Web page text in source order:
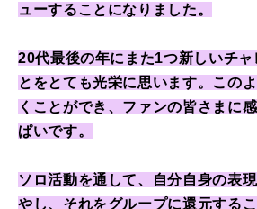
ューすることになりました。
20代最後の年にまた1つ新しいチャ
とをとても光栄に思います。この
くことができ、ファンの皆さまに
ぱいです。
ソロ活動を通して、自分自身の表
やし、それをグループに還元する